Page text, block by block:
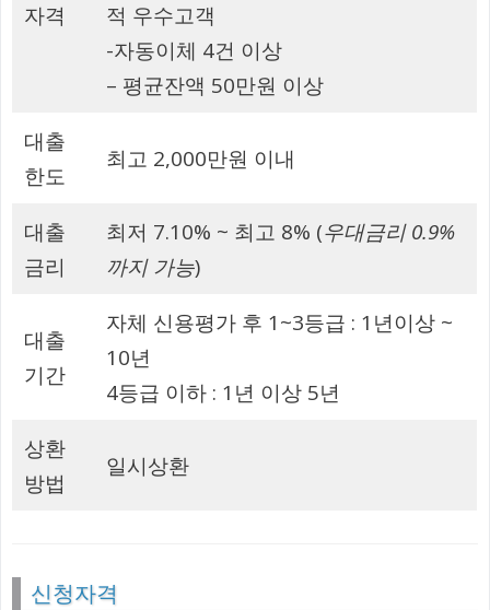
자격
적 우수고객
-자동이체 4건 이상
– 평균잔액 50만원 이상
대출
한도
최고 2,000만원 이내
대출
금리
최저 7.10% ~ 최고 8% (우대금리 0.9%
까지 가능)
대출
기간
자체 신용평가 후 1~3등급 : 1년이상 ~
10년
4등급 이하 : 1년 이상 5년
상환
방법
일시상환
신청자격